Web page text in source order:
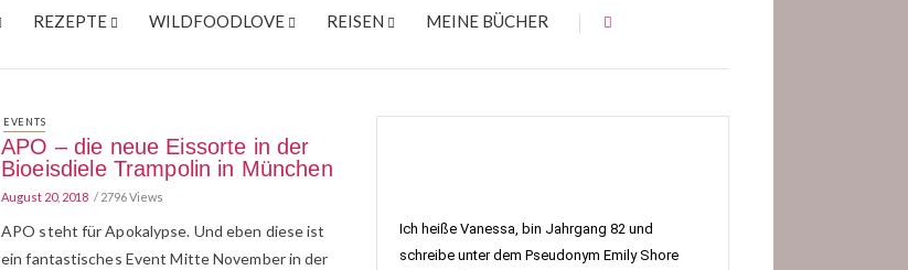
REZEPTE WILDFOODLOVE REISEN MEINE BÜCHER
EVENTS
APO – die neue Eissorte in der
Bioeisdiele Trampolin in München
August 20, 2018 2796 Views
APO steht für Apokalypse. Und eben diese ist
ein fantastisches Event Mitte November in der
Ich heiße Vanessa, bin Jahrgang 82 und
schreibe unter dem Pseudonym Emily Shore